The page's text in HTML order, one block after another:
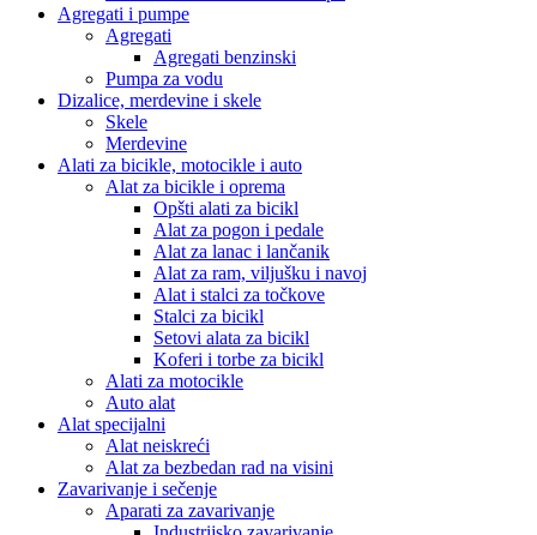
Agregati i pumpe
Agregati
Agregati benzinski
Pumpa za vodu
Dizalice, merdevine i skele
Skele
Merdevine
Alati za bicikle, motocikle i auto
Alat za bicikle i oprema
Opšti alati za bicikl
Alat za pogon i pedale
Alat za lanac i lančanik
Alat za ram, viljušku i navoj
Alat i stalci za točkove
Stalci za bicikl
Setovi alata za bicikl
Koferi i torbe za bicikl
Alati za motocikle
Auto alat
Alat specijalni
Alat neiskreći
Alat za bezbedan rad na visini
Zavarivanje i sečenje
Aparati za zavarivanje